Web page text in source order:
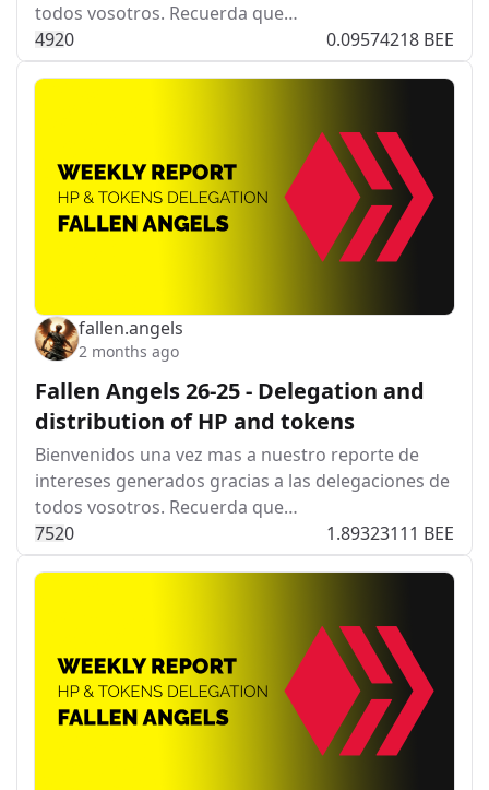
todos vosotros. Recuerda que…
4920 0.09574218 BEE
fallen.angels
2 months ago
Fallen Angels 26-25 - Delegation and
distribution of HP and tokens
Bienvenidos una vez mas a nuestro reporte de
intereses generados gracias a las delegaciones de
todos vosotros. Recuerda que…
7520 1.89323111 BEE